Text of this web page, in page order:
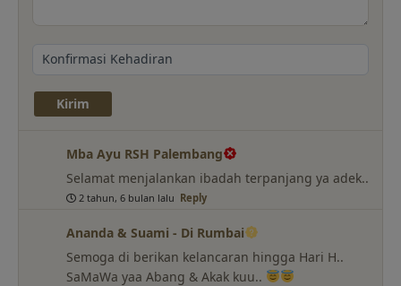
Mba Ayu RSH Palembang
Selamat menjalankan ibadah terpanjang ya adek..
2 tahun, 6 bulan lalu Reply
Ananda & Suami - Di Rumbai
Semoga di berikan kelancaran hingga Hari H..
SaMaWa yaa Abang & Akak kuu..